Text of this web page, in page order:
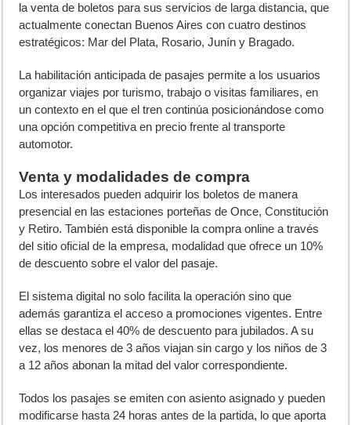
la venta de boletos para sus servicios de larga distancia, que
actualmente conectan Buenos Aires con cuatro destinos
estratégicos: Mar del Plata, Rosario, Junín y Bragado.
La habilitación anticipada de pasajes permite a los usuarios
organizar viajes por turismo, trabajo o visitas familiares, en
un contexto en el que el tren continúa posicionándose como
una opción competitiva en precio frente al transporte
automotor.
Venta y modalidades de compra
Los interesados pueden adquirir los boletos de manera
presencial en las estaciones porteñas de Once, Constitución
y Retiro. También está disponible la compra online a través
del sitio oficial de la empresa, modalidad que ofrece un 10%
de descuento sobre el valor del pasaje.
El sistema digital no solo facilita la operación sino que
además garantiza el acceso a promociones vigentes. Entre
ellas se destaca el 40% de descuento para jubilados. A su
vez, los menores de 3 años viajan sin cargo y los niños de 3
a 12 años abonan la mitad del valor correspondiente.
Todos los pasajes se emiten con asiento asignado y pueden
modificarse hasta 24 horas antes de la partida, lo que aporta